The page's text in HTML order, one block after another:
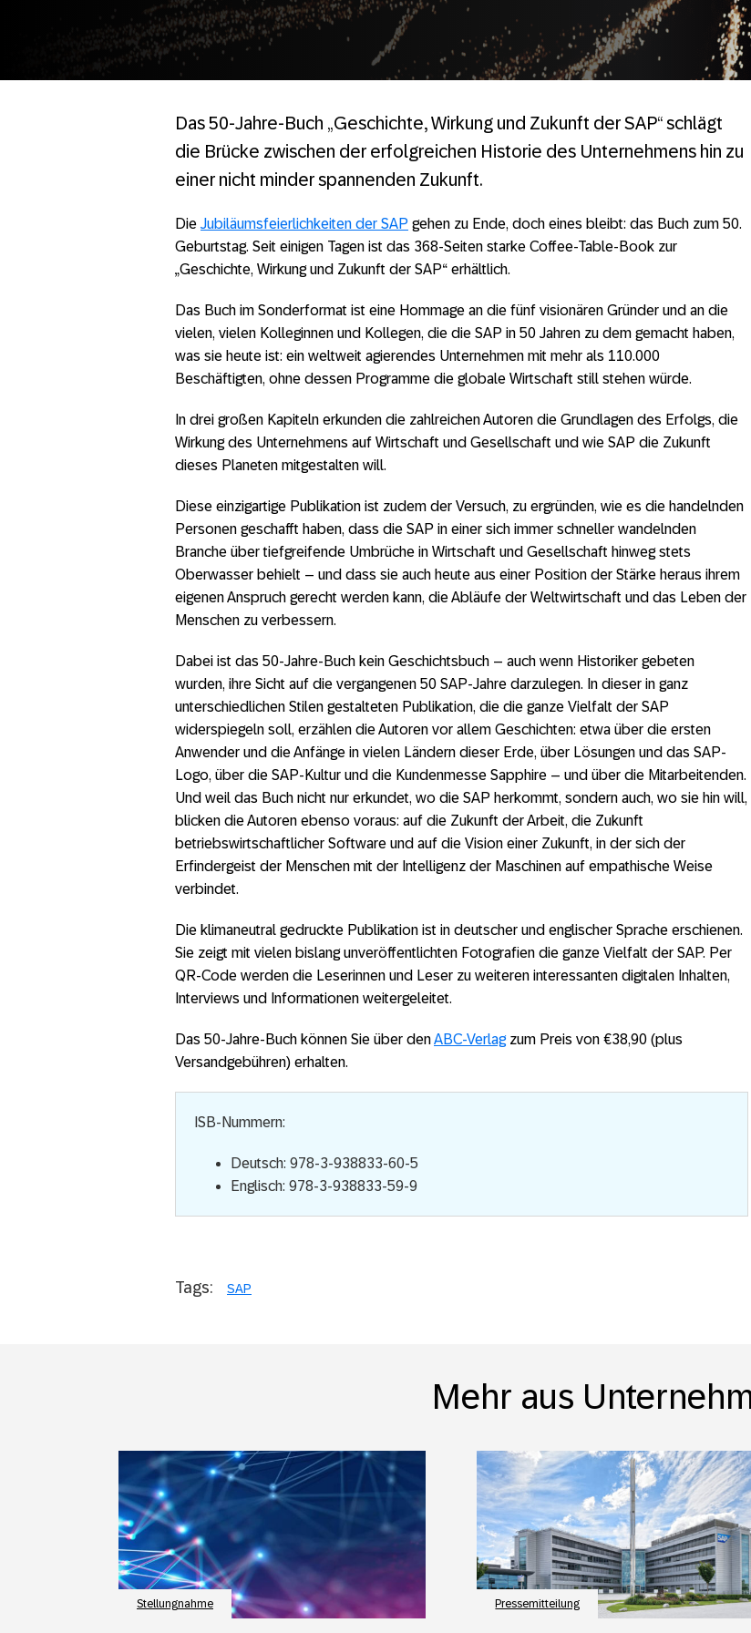
Das 50-Jahre-Buch „Geschichte, Wirkung und Zukunft der SAP“ schlägt
die Brücke zwischen der erfolgreichen Historie des Unternehmens hin zu
einer nicht minder spannenden Zukunft.
Die Jubiläumsfeierlichkeiten der SAP gehen zu Ende, doch eines bleibt: das Buch zum 50.
Geburtstag. Seit einigen Tagen ist das 368-Seiten starke Coffee-Table-Book zur
„Geschichte, Wirkung und Zukunft der SAP“ erhältlich.
Das Buch im Sonderformat ist eine Hommage an die fünf visionären Gründer und an die
vielen, vielen Kolleginnen und Kollegen, die die SAP in 50 Jahren zu dem gemacht haben,
was sie heute ist: ein weltweit agierendes Unternehmen mit mehr als 110.000
Beschäftigten, ohne dessen Programme die globale Wirtschaft still stehen würde.
In drei großen Kapiteln erkunden die zahlreichen Autoren die Grundlagen des Erfolgs, die
Wirkung des Unternehmens auf Wirtschaft und Gesellschaft und wie SAP die Zukunft
dieses Planeten mitgestalten will.
Diese einzigartige Publikation ist zudem der Versuch, zu ergründen, wie es die handelnden
Personen geschafft haben, dass die SAP in einer sich immer schneller wandelnden
Branche über tiefgreifende Umbrüche in Wirtschaft und Gesellschaft hinweg stets
Oberwasser behielt – und dass sie auch heute aus einer Position der Stärke heraus ihrem
eigenen Anspruch gerecht werden kann, die Abläufe der Weltwirtschaft und das Leben der
Menschen zu verbessern.
Dabei ist das 50-Jahre-Buch kein Geschichtsbuch – auch wenn Historiker gebeten
wurden, ihre Sicht auf die vergangenen 50 SAP-Jahre darzulegen. In dieser in ganz
unterschiedlichen Stilen gestalteten Publikation, die die ganze Vielfalt der SAP
widerspiegeln soll, erzählen die Autoren vor allem Geschichten: etwa über die ersten
Anwender und die Anfänge in vielen Ländern dieser Erde, über Lösungen und das SAP-
Logo, über die SAP-Kultur und die Kundenmesse Sapphire – und über die Mitarbeitenden.
Und weil das Buch nicht nur erkundet, wo die SAP herkommt, sondern auch, wo sie hin will,
blicken die Autoren ebenso voraus: auf die Zukunft der Arbeit, die Zukunft
betriebswirtschaftlicher Software und auf die Vision einer Zukunft, in der sich der
Erfindergeist der Menschen mit der Intelligenz der Maschinen auf empathische Weise
verbindet.
Die klimaneutral gedruckte Publikation ist in deutscher und englischer Sprache erschienen.
Sie zeigt mit vielen bislang unveröffentlichten Fotografien die ganze Vielfalt der SAP. Per
QR-Code werden die Leserinnen und Leser zu weiteren interessanten digitalen Inhalten,
Interviews und Informationen weitergeleitet.
Das 50-Jahre-Buch können Sie über denABC-Verlagzum Preis von €38,90 (plus
Versandgebühren) erhalten.
ISB-Nummern:
Deutsch: 978-3-938833-60-5
Englisch: 978-3-938833-59-9
Tags: SAP
Mehr aus
Stellungnahme Pressemitteilung